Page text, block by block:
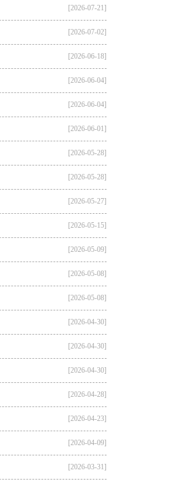
[2026-07-21]
[2026-07-02]
[2026-06-18]
[2026-06-04]
[2026-06-04]
[2026-06-01]
[2026-05-28]
[2026-05-28]
[2026-05-27]
[2026-05-15]
[2026-05-09]
[2026-05-08]
[2026-05-08]
[2026-04-30]
[2026-04-30]
[2026-04-30]
[2026-04-28]
[2026-04-23]
[2026-04-09]
[2026-03-31]